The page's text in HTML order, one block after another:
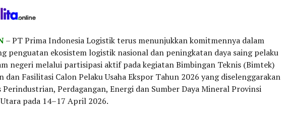
– PT Prima Indonesia Logistik terus menunjukkan komitmennya dalam
penguatan ekosistem logistik nasional dan peningkatan daya saing pelaku
negeri melalui partisipasi aktif pada kegiatan Bimbingan Teknis (Bimtek)
dan Fasilitasi Calon Pelaku Usaha Ekspor Tahun 2026 yang diselenggarakan
Perindustrian, Perdagangan, Energi dan Sumber Daya Mineral Provinsi
pada 14–17 April 2026.